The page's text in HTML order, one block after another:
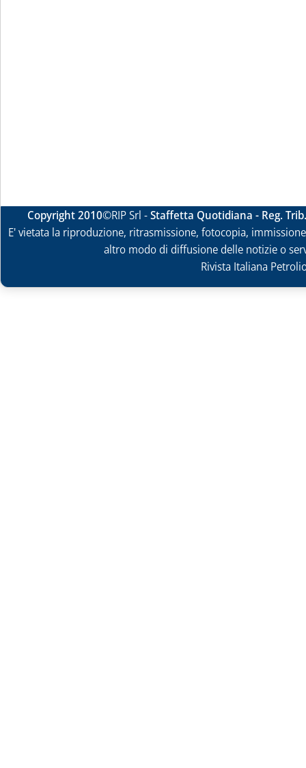
Copyright 2010©RIP Srl -Staffetta Quotidiana - Reg.
E' vietata la riproduzione, ritrasmissione, fotocopia,
altro modo di diffusione delle notizie o
Rivista Italiana